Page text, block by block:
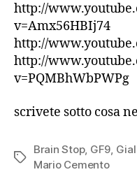
http://
v=Amx56HBIj74
http://
http://
v=PQMBhWbPWPg
scrivete sotto cosa
Tag
Brain Stop, GF9
Mario Cemento